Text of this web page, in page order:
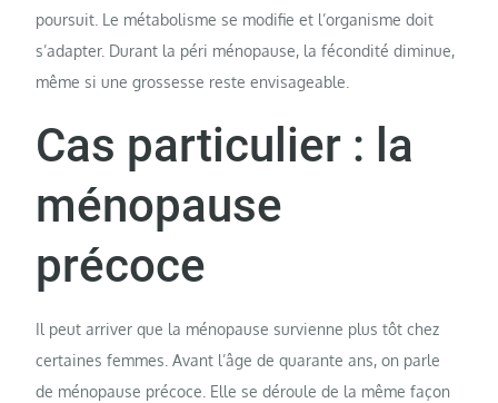
poursuit. Le métabolisme se modifie et l’organisme doit
s’adapter. Durant la péri ménopause, la fécondité diminue,
même si une grossesse reste envisageable.
Cas particulier : la
ménopause
précoce
Il peut arriver que la ménopause survienne plus tôt chez
certaines femmes. Avant l’âge de quarante ans, on parle
de ménopause précoce. Elle se déroule de la même façon